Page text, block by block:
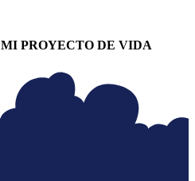
MI PROYECTO DE VIDA